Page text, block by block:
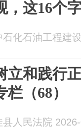
，这16个
石化石油工程建
立和践行
栏（68）
县人民法院